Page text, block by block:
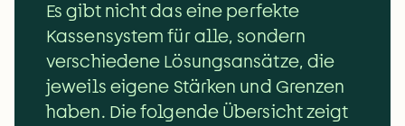
Es gibt nicht das eine perfekte
Kassensystem für alle, sondern
verschiedene Lösungsansätze, die
jeweils eigene Stärken und Grenzen
haben. Die folgende Übersicht zeigt